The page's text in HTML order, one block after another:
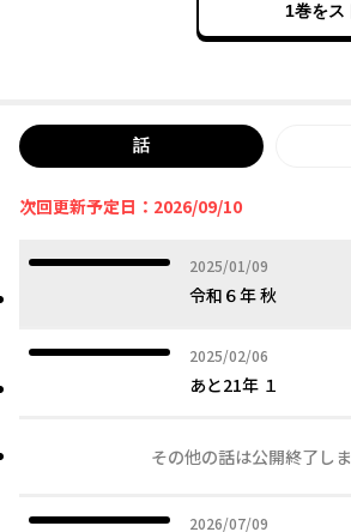
1巻をス
話
次回更新予定日：2026/09/10
2025/01/09
2025年01月09日
令和６年 秋
2025/02/06
2025年02月06日
あと21年 １
その他の話は公開終了し
2026/07/09
2026年07月09日